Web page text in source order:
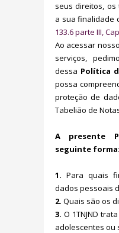
seus direitos,
a sua finalidade
133.6 parte III,
Ao acessar
serviços,
dessa Política
possa
proteção de
Tabelião de
A presente
seguinte forma:
1. Para quais
dados pessoais
2. Quais são os
3. O 1TNJND
adolescentes ou